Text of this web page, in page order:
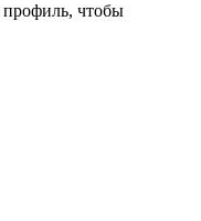
профиль, чтобы